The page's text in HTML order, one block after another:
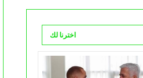
اخترنا لك